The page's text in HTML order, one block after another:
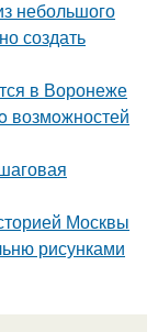
небольшого
создать
в Воронеже
возмoжностей
Москвы
рисунками